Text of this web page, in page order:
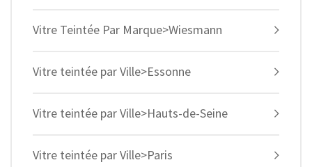
Vitre Teintée Par Marque>Wiesmann
Vitre teintée par Ville>Essonne
Vitre teintée par Ville>Hauts-de-Seine
Vitre teintée par Ville>Paris